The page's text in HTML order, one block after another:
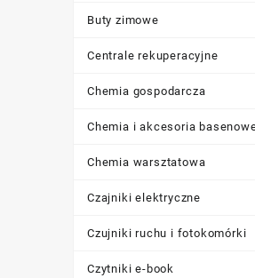
Buty zimowe
Centrale rekuperacyjne
Chemia gospodarcza
Chemia i akcesoria
Chemia warsztatowa
Czajniki elektryczne
Czujniki ruchu i fotokomórki
Czytniki e-book